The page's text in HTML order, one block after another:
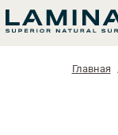
Главная